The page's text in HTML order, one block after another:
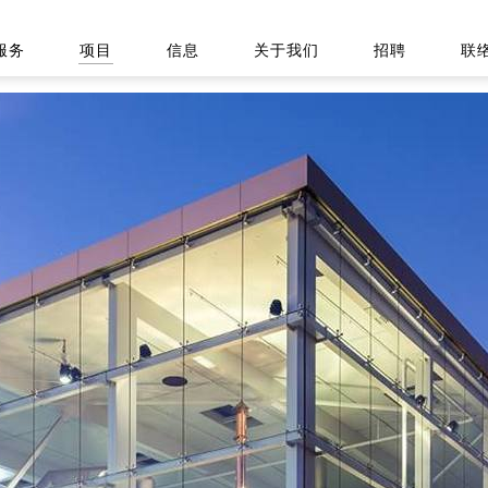
务 项目 信息 关于我们 招聘 联